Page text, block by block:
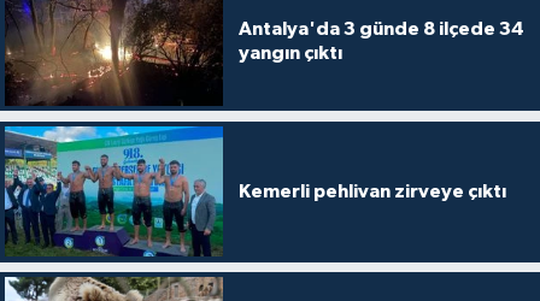
Antalya'da 3 günde 8 ilçede 34
yangın çıktı
Kemerli pehlivan zirveye çıktı